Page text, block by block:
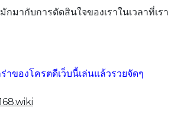
กมากับการตัดสินใจของเราในเวลาที่เรา
าของโครตดีเว็บนี้เล่นแล้วรวยจัดๆ